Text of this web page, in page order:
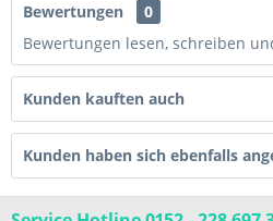
Bewertungen
0
Bewertungen lesen, schreiben
Kunden kauften auch
Kunden haben sich ebenfalls